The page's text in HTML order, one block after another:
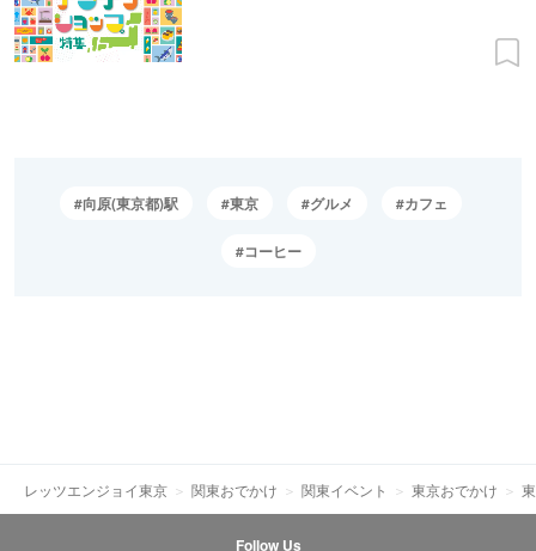
向原(東京都)駅 東京 グルメ カフェ
コーヒー
レッツエンジョイ東京 関東おでかけ 関東イベント 東京おでかけ
Follow Us